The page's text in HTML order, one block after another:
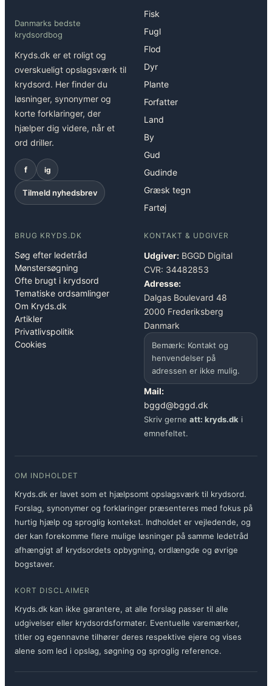
Danmarks bedste
krydsordbog
Kryds.dk er et roligt og
overskueligt opslagsværk til
krydsord. Her finder du
løsninger, synonymer og
korte forklaringer, der
hjælper dig videre, når et
ord driller.
f ig
Tilmeld nyhedsbrev
Fisk
Fugl
Flod
Dyr
Plante
Forfatter
Land
By
Gud
Gudinde
Græsk tegn
Fartøj
BRUG KRYDS.DK
Søg efter ledetråd
Mønstersøgning
Ofte brugt i krydsord
Tematiske ordsamlinger
Om Kryds.dk
Artikler
Privatlivspolitik
Cookies
KONTAKT & UDGIVER
Udgiver: BGGD Digital
CVR: 34482853
Adresse:
Dalgas Boulevard 48
2000 Frederiksberg
Danmark
Bemærk: Kontakt og
henvendelser på
adressen er ikke mulig.
Mail:
bggd@bggd.dk
Skriv gerne att: kryds.dk i
emnefeltet.
OM INDHOLDET
Kryds.dk er lavet som et hjælpsomt opslagsværk til krydsord.
Forslag, synonymer og forklaringer præsenteres med fokus på
hurtig hjælp og sproglig kontekst. Indholdet er vejledende, og
der kan forekomme flere mulige løsninger på samme ledetråd
afhængigt af krydsordets opbygning, ordlængde og øvrige
bogstaver.
KORT DISCLAIMER
Kryds.dk kan ikke garantere, at alle forslag passer til alle
udgivelser eller krydsordsformater. Eventuelle varemærker,
titler og egennavne tilhører deres respektive ejere og vises
alene som led i opslag, søgning og sproglig reference.